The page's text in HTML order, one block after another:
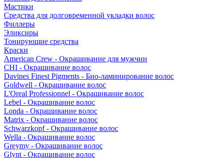
Мастики
Средства для долговременной укладки волос
Филлеры
Эликсиры
Тонирующие средства
Краски
American Crew - Окрашивание для мужчин
CHI - Окрашивание волос
Davines Finest Pigments - Био-ламинирование волос
Goldwell - Окрашивание волос
L'Oreal Professionnel - Окрашивание волос
Lebel - Окрашивание волос
Londa - Окрашивание волос
Matrix - Окрашивание волос
Schwarzkopf - Окрашивание волос
Wella - Окрашивание волос
Greymy - Окрашивание волос
Glynt - Окрашивание волос